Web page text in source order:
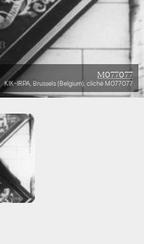
M077077
KIK-IRPA, Brussels (Belgium), cliché M077077